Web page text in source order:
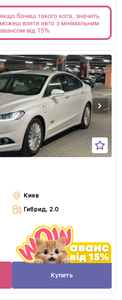
Киев
Гибрид, 2.0
Купить